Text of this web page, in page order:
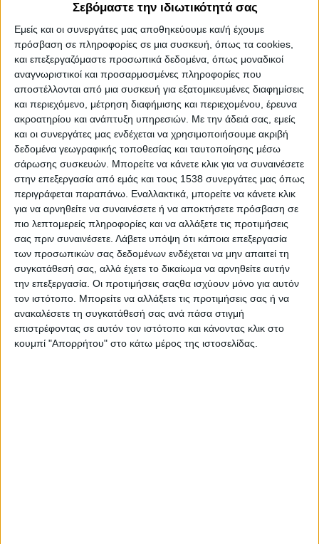
Σεβόμαστε την ιδιωτικότητά σας
Εμείς και οι συνεργάτες μας αποθηκεύουμε και/ή έχουμε
πρόσβαση σε πληροφορίες σε μια συσκευή, όπως τα cookies,
και επεξεργαζόμαστε προσωπικά δεδομένα, όπως μοναδικοί
αναγνωριστικοί και προσαρμοσμένες πληροφορίες που
αποστέλλονται από μια συσκευή για εξατομικευμένες διαφημίσεις
και περιεχόμενο, μέτρηση διαφήμισης και περιεχομένου, έρευνα
ακροατηρίου και ανάπτυξη υπηρεσιών. Με την άδειά σας, εμείς
και οι συνεργάτες μας ενδέχεται να χρησιμοποιήσουμε ακριβή
δεδομένα γεωγραφικής τοποθεσίας και ταυτοποίησης μέσω
σάρωσης συσκευών. Μπορείτε να κάνετε κλικ για να συναινέσετε
στην επεξεργασία από εμάς και τους 1538 συνεργάτες μας όπως
περιγράφεται παραπάνω. Εναλλακτικά, μπορείτε να κάνετε κλικ
για να αρνηθείτε να συναινέσετε ή να αποκτήσετε πρόσβαση σε
πιο λεπτομερείς πληροφορίες και να αλλάξετε τις προτιμήσεις
σας πριν συναινέσετε. Λάβετε υπόψη ότι κάποια επεξεργασία
των προσωπικών σας δεδομένων ενδέχεται να μην απαιτεί τη
συγκατάθεσή σας, αλλά έχετε το δικαίωμα να αρνηθείτε αυτήν
την επεξεργασία. Οι προτιμήσεις σαςθα ισχύουν μόνο για αυτόν
τον ιστότοπο. Μπορείτε να αλλάξετε τις προτιμήσεις σας ή να
ανακαλέσετε τη συγκατάθεσή σας ανά πάσα στιγμή
επιστρέφοντας σε αυτόν τον ιστότοπο και κάνοντας κλικ στο
κουμπί "Απορρήτου" στο κάτω μέρος της ιστοσελίδας.
πρωτοβουλίας «Βγαίνουμε μπροστά», διοργανώνει την
Τρίτη ,20 Οκτωβρίου και ώρα 14:00-15:30 διαδικτυακή
συζήτηση με θέμα «Η εκπαίδευση μέσα από τη ματιά
του εθελοντισμού».
Άξονες που θα συζητηθούν:
Μέσα,εκπαιδευτικά εργαλεία και διευκολύνσεις για
την ένταξη των νέων στη σύγχρονη σχολική αλλά και
τη μη τυπική εκπαίδευση.
Δράση και προσφορά των εθελοντών εκπαιδευτικών
και εκπαιδευτών.
Σε ποιους απευθύνεται:
Σε νέους (μαθητές, φοιτητές, σπουδαστές) που
αντιμετωπίζουν οικονομικά προβλήματα και
αναζητούν τρόπους εκπαιδευτικής υποστήριξης.
Σε μετανάστες και πρόσφυγες που αντιμετωπίζουν
θέματα εκπαιδευτικής προσαρμογής και
ενσωμάτωσης από γλωσσική και όχι μόνο πλευρά.
Σε εθελοντές εκπαιδευτικούς και εκπαιδευτές.
Η τηλεδιάσκεψη θα μεταδοθεί ζωντανά μέσω της
πλατφόρμας Zoom στηFacebook page